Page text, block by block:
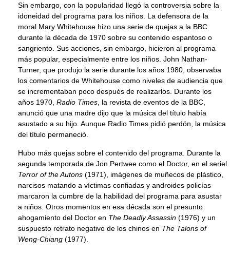
Sin embargo, con la popularidad llegó la controversia sobre la
idoneidad del programa para los niños. La defensora de la
moral Mary Whitehouse hizo una serie de quejas a la BBC
durante la década de 1970 sobre su contenido espantoso o
sangriento. Sus acciones, sin embargo, hicieron al programa
más popular, especialmente entre los niños. John Nathan-
Turner, que produjo la serie durante los años 1980, observaba
los comentarios de Whitehouse como niveles de audiencia que
se incrementaban poco después de realizarlos. Durante los
años 1970, Radio Times , la revista de eventos de la BBC,
anunció que una madre dijo que la música del título había
asustado a su hijo. Aunque Radio Times pidió perdón, la música
del título permaneció.
Hubo más quejas sobre el contenido del programa. Durante la
segunda temporada de Jon Pertwee como el Doctor, en el seriel
Terror of the Autons (1971), imágenes de muñecos de plástico,
narcisos matando a víctimas confiadas y androides policías
marcaron la cumbre de la habilidad del programa para asustar
a niños. Otros momentos en esa década son el presunto
ahogamiento del Doctor en The Deadly Assassin (1976) y un
suspuesto retrato negativo de los chinos en The Talons of
Weng-Chiang (1977).